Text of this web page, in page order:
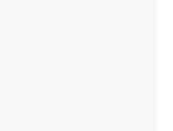
利益衝